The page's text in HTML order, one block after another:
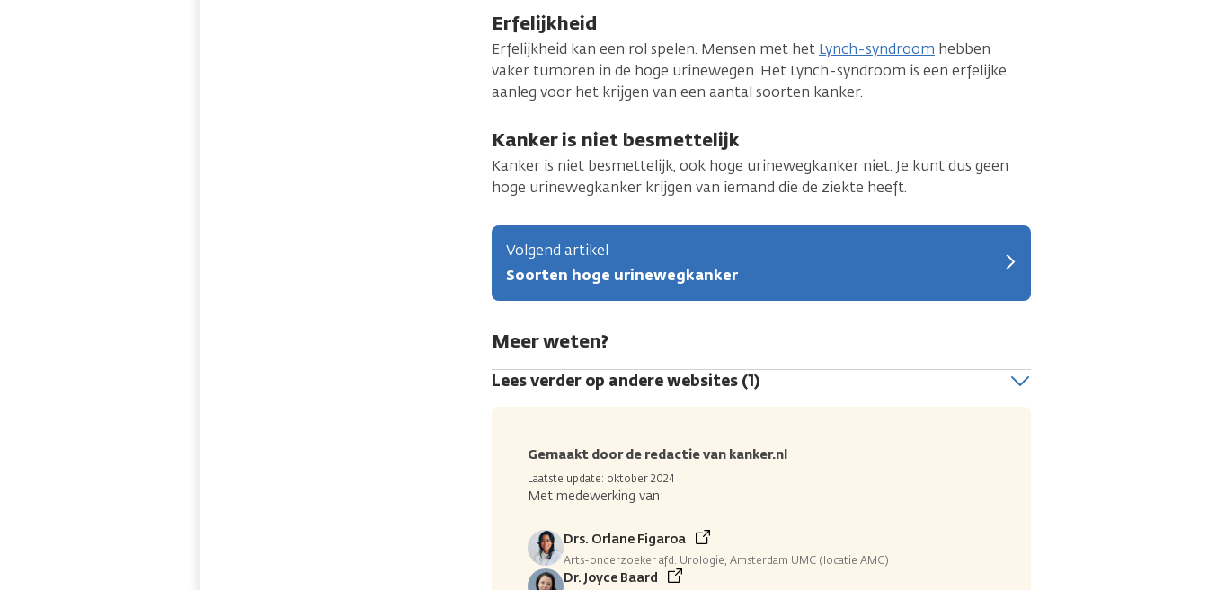
Erfelijkheid
Erfelijkheid kan een rol spelen. Mensen met het Lynch-syndroom hebben
vaker tumoren in de hoge urinewegen. Het Lynch-syndroom is een erfelijke
aanleg voor het krijgen van een aantal soorten kanker.
Kanker is niet besmettelijk
Kanker is niet besmettelijk, ook hoge urinewegkanker niet. Je kunt dus geen
hoge urinewegkanker krijgen van iemand die de ziekte heeft.
Volgend artikel
Soorten hoge urinewegkanker
Meer weten?
Lees verder op andere websites (1)
Gemaakt door de redactie van kanker.nl
Laatste update: oktober 2024
Met medewerking van:
Drs. Orlane Figaroa
Arts-onderzoeker afd. Urologie, Amsterdam UMC (locatie AMC)
Dr. Joyce Baard